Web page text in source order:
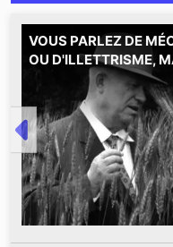
VOUS PARLEZ DE
OU D'ILLETTRISME,